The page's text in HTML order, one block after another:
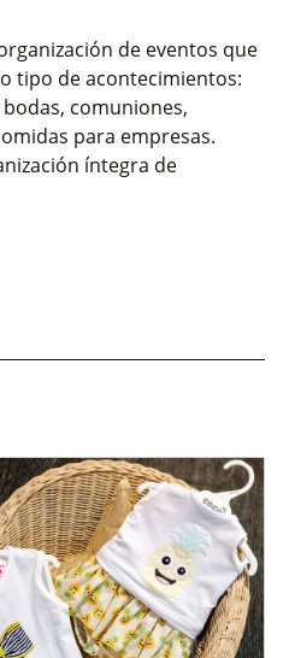
de eventos que
tipo de acontecimientos:
comuniones,
para empresas.
íntegra de